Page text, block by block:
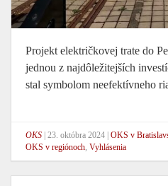
Projekt električkovej trate do
jednou z najdôležitejších
stal symbolom neefektívneho
OKS 23. októbra 2024 OKS v
OKS v regiónoch, Vyhlásenia